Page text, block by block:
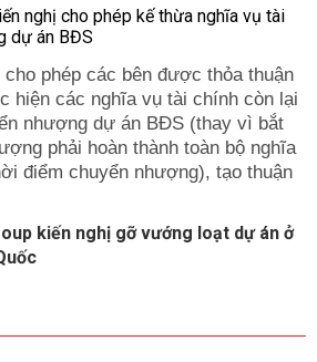
cho phép các bên được thỏa thuận
hiện các nghĩa vụ tài chính còn lại
nhượng dự án BĐS (thay vì bắt
phải hoàn thành toàn bộ nghĩa
điểm chuyển nhượng), tạo thuận
kiến nghị gỡ vướng loạt dự án ở